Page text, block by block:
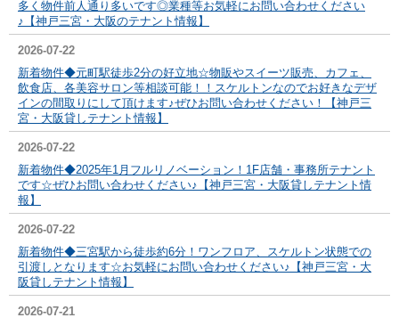
多く物件前人通り多いです◎業種等お気軽にお問い合わせください
♪【神戸三宮・大阪のテナント情報】
2026-07-22
新着物件◆元町駅徒歩2分の好立地☆物販やスイーツ販売、カフェ、
飲食店、各美容サロン等相談可能！！スケルトンなのでお好きなデザ
インの間取りにして頂けます♪ぜひお問い合わせください！【神戸三
宮・大阪貸しテナント情報】
2026-07-22
新着物件◆2025年1月フルリノベーション！1F店舗・事務所テナント
です☆ぜひお問い合わせください♪【神戸三宮・大阪貸しテナント情
報】
2026-07-22
新着物件◆三宮駅から徒歩約6分！ワンフロア、スケルトン状態での
引渡しとなります☆お気軽にお問い合わせください♪【神戸三宮・大
阪貸しテナント情報】
2026-07-21